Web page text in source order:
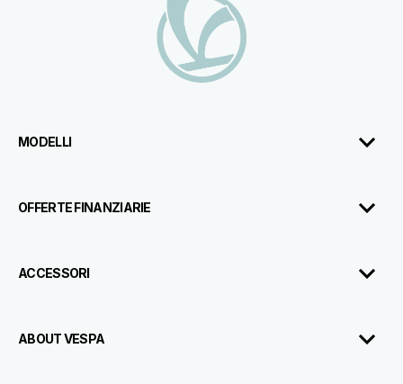
MODELLI
OFFERTE FINANZIARIE
ACCESSORI
ABOUT VESPA